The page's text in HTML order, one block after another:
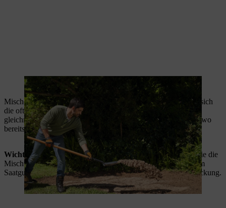
Bausand macht den Boden lockerer und durchlässiger.
Mischen Sie das Saatgut mit trockenem Vogelsand. So lassen sich
die oft kleinen und in ihrer Form bunt gemischten Samen
gleichmäßig verteilen und Sie sehen auf dem dunklen Boden, wo
bereits Saatgut liegt.
Wichtig: Nutzen Sie keinen klumpenden Bausand. Bringen Sie die
Mischung nun aus. In der Regel benötigen Sie 5 bis 10 Gramm
Saatgut pro Quadratmeterfläche, Details finden Sie auf der Packung.